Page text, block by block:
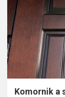
Komornik a